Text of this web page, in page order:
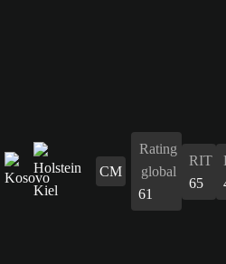
CM
Rating
global
61
RIT
65